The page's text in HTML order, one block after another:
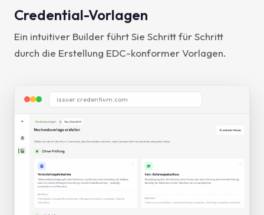
Credential-Vorlagen
Ein intuitiver Builder führt Sie Schritt für Schritt
durch die Erstellung EDC-konformer Vorlagen.
issuer.credentium.com